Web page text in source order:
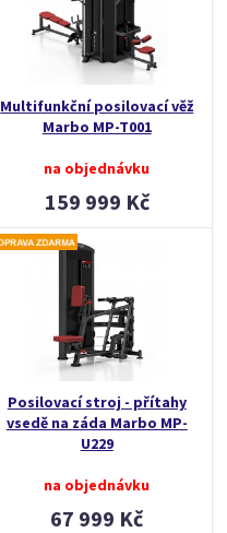
Multifunkční posilovací věž
Marbo MP-T001
na objednávku
159 999 Kč
Posilovací stroj - přítahy
vsedě na záda Marbo MP-
U229
na objednávku
67 999 Kč